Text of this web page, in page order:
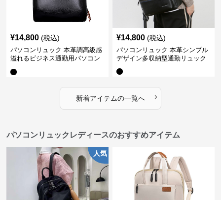
¥14,800 (税込)
パソコンリュック 本革調高級感
溢れるビジネス通勤用パソコン
¥14,800 (税込)
パソコンリュック 本革シンプル
デザイン多収納型通勤リュック
新着アイテムの一覧へ ›
パソコンリュックレディースのおすすめアイテム
人気